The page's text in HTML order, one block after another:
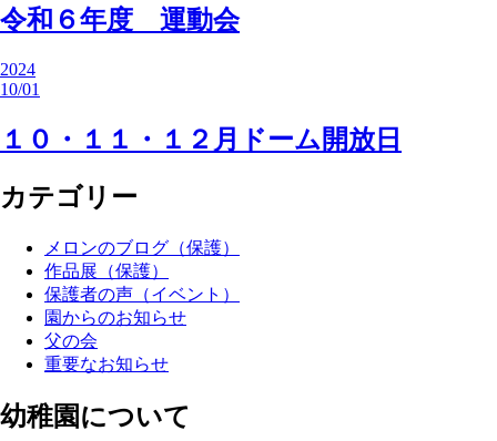
令和６年度 運動会
2024
10/01
１０・１１・１２月ドーム開放日
カテゴリー
メロンのブログ（保護）
作品展（保護）
保護者の声（イベント）
園からのお知らせ
父の会
重要なお知らせ
幼稚園について